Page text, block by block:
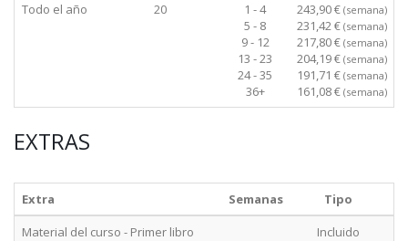
Todo el año 20
1 - 4
5 - 8
9 - 12
13 - 23
24 - 35
36+
243,90 € (semana)
231,42 € (semana)
217,80 € (semana)
204,19 € (semana)
191,71 € (semana)
161,08 € (semana)
EXTRAS
Extra Semanas
Tipo
Material del curso - Primer libro
Incluido